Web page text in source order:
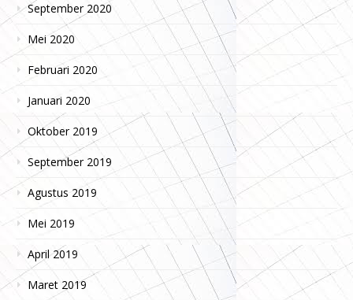
September 2020
Mei 2020
Februari 2020
Januari 2020
Oktober 2019
September 2019
Agustus 2019
Mei 2019
April 2019
Maret 2019